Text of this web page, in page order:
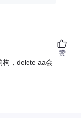
构，delete aa会
赞